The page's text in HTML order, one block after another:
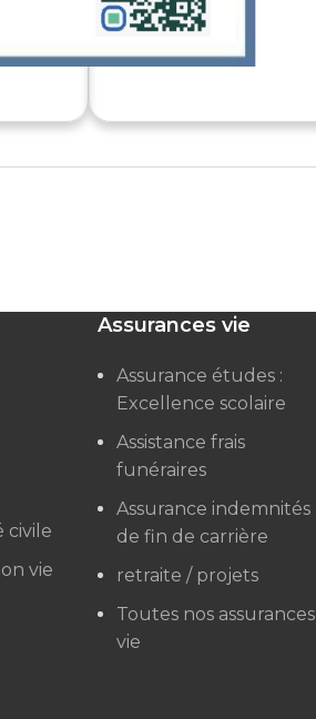
civile
vie
Assurances vie
Assurance études :
Excellence scolaire
Assistance frais
funéraires
Assurance indemnités
de fin de carrière
retraite / projets
Toutes nos assurances
vie